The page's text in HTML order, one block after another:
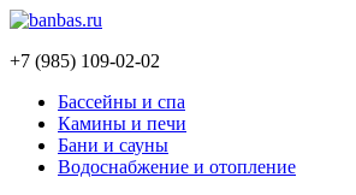
+7 (985) 109-02-02
Бассейны и спа
Камины и печи
Бани и сауны
Водоснабжение и отопление